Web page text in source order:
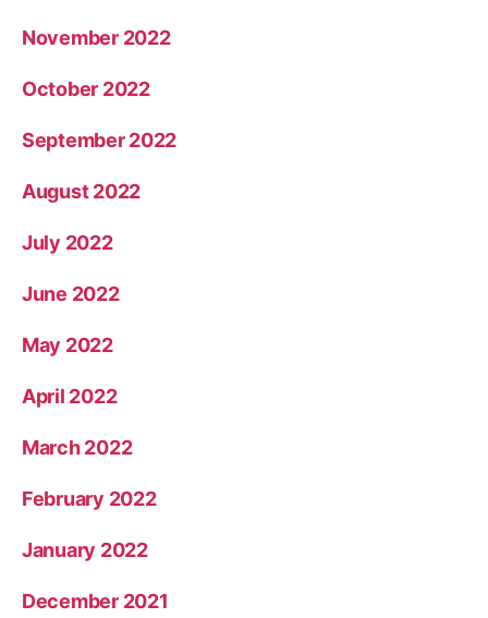
November 2022
October 2022
September 2022
August 2022
July 2022
June 2022
May 2022
April 2022
March 2022
February 2022
January 2022
December 2021